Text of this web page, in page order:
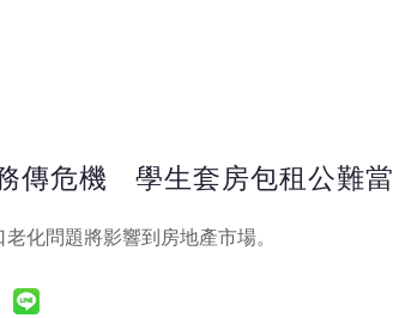
傳危機 學生套房包租公難當
化問題將影響到房地產市場。